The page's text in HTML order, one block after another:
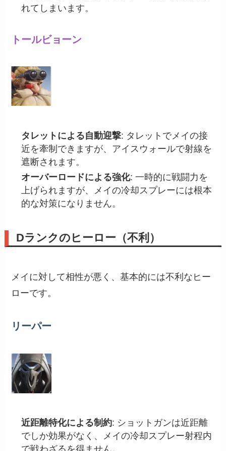
れてしまいます。
トールビョーン
タレットによる自動迎撃: タレットでメイの接
近を牽制できますが、アイスウォールで射線を
遮断されます。
オーバーロードによる強化: 一時的に戦闘力を
上げられますが、メイの冷却スプレーには根本
的な対策になりません。
Dランクのヒーロー（不利）
メイに対して相性が悪く、基本的には不利なヒー
ローです。
リーパー
近距離特化による制約: ショットガンは近距離
でしか効果がなく、メイの冷却スプレー射程内